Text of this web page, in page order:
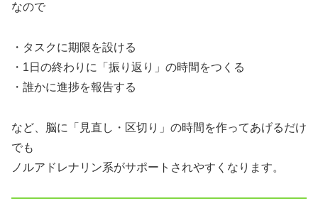
なので
・タスクに期限を設ける
・1日の終わりに「振り返り」の時間をつくる
・誰かに進捗を報告する
など、脳に「見直し・区切り」の時間を作ってあげるだけ
でも
ノルアドレナリン系がサポートされやすくなります。